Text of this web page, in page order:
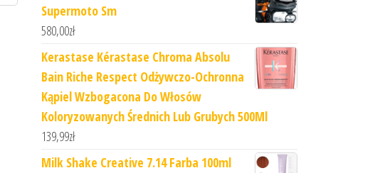
Supermoto Sm
580,00zł
Kerastase Kérastase Chroma Absolu
Bain Riche Respect Odżywczo-Ochronna
Kąpiel Wzbogacona Do Włosów
Koloryzowanych Średnich Lub Grubych 500Ml
139,99zł
Milk Shake Creative 7.14 Farba 100ml